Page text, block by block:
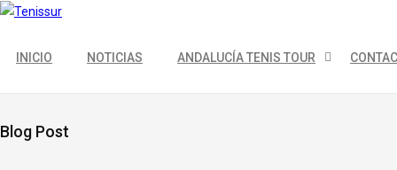
INICIO NOTICIAS ANDALUCÍA TENIS TOUR
Blog Post